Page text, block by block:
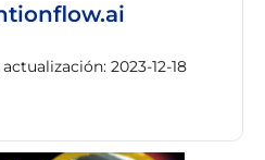
2023-12-18